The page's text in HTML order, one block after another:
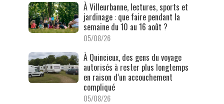
À Villeurbanne, lectures, sports et
jardinage : que faire pendant la
semaine du 10 au 16 août ?
05/08/26
À Quincieux, des gens du voyage
autorisés à rester plus longtemps
en raison d’un accouchement
compliqué
05/08/26